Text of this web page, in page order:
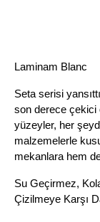
Laminam Blanc
Seta serisi
son derece çekici
yüzeyler, her
malzemelerle
mekanlara hem
Su Geçirmez,
Çizilmeye Karşı